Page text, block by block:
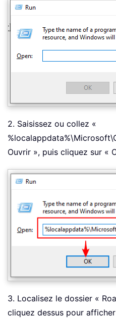
2. Saisissez ou collez «
Ouvrir », puis cliquez sur «
3. Localisez le dossier «
cliquez dessus pour